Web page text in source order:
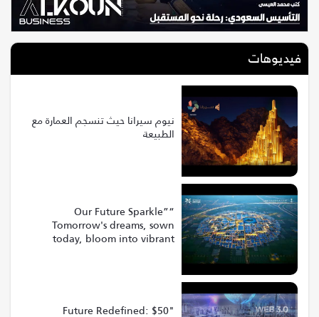
فيديوهات
نيوم سيرانا حيث تنسجم العمارة مع
الطبيعة
“Our Future Sparkle”
Tomorrow's dreams, sown
today, bloom into vibrant
"Future Redefined: $50